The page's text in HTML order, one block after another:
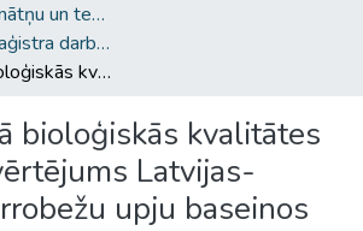
A -- Eksakto zinātņu un tehnoloģiju fakultāte / Faculty of Science and Technology
Bakalaura un maģistra darbi (EZTF) / Bachelor's and Master's theses
Makrofītu kā bioloģiskās kvalitātes indikatoru vērtējums Latvijas-Lietuvas pārrobežu upju baseinos
bioloģiskās kvalitātes
Latvijas-
upju baseinos